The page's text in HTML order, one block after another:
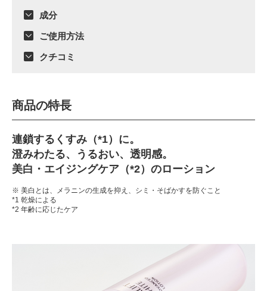
成分
ご使用方法
クチコミ
商品の特長
連鎖するくすみ（*1）に。
澄みわたる、うるおい、透明感。
美白・エイジングケア（*2）のローション
※ 美白とは、メラニンの生成を抑え、シミ・そばかすを防ぐこと
*1 乾燥による
*2 年齢に応じたケア